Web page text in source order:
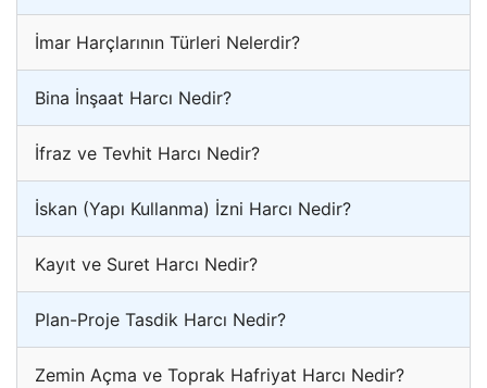
İmar Harçlarının Türleri Nelerdir?
Bina İnşaat Harcı Nedir?
İfraz ve Tevhit Harcı Nedir?
İskan (Yapı Kullanma) İzni Harcı Nedir?
Kayıt ve Suret Harcı Nedir?
Plan-Proje Tasdik Harcı Nedir?
Zemin Açma ve Toprak Hafriyat Harcı Nedir?